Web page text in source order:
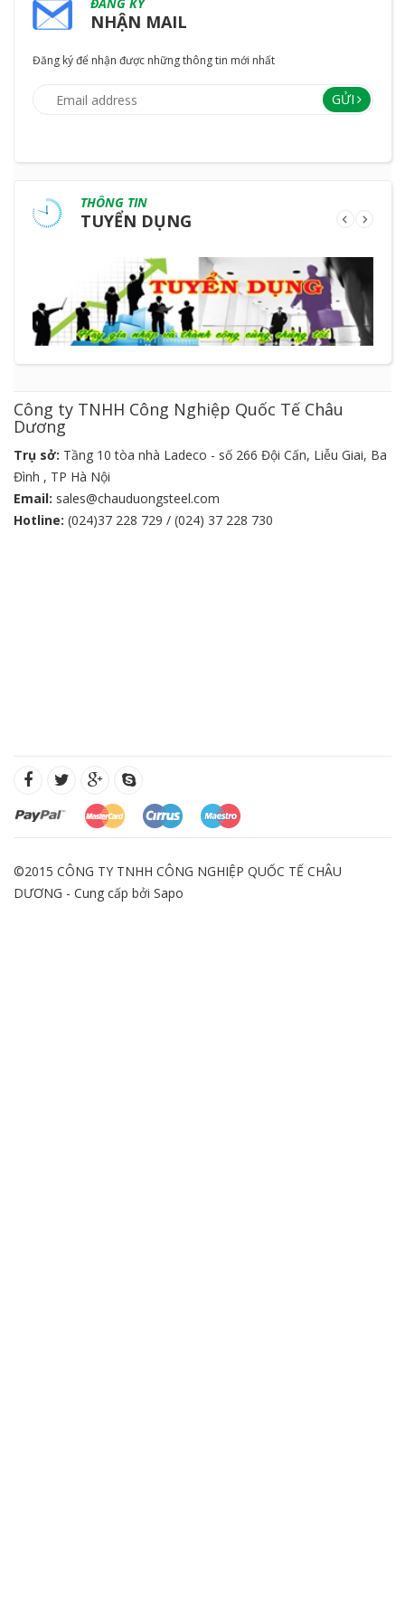
ĐĂNG KÝ
NHẬN MAIL
Đăng ký để nhận được những thông tin mới nhất
GỬI
THÔNG TIN
TUYỂN DỤNG
Công ty TNHH Công Nghiệp Quốc Tế Châu
Dương
Trụ sở: Tầng 10 tòa nhà Ladeco - số 266 Đội Cấn, Liễu Giai, Ba
Đình , TP Hà Nội
Email: sales@chauduongsteel.com
Hotline: (024)37 228 729 / (024) 37 228 730
©2015 CÔNG TY TNHH CÔNG NGHIỆP QUỐC TẾ CHÂU
DƯƠNG - Cung cấp bởi Sapo